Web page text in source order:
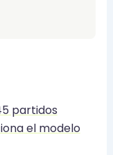
partidos
el modelo